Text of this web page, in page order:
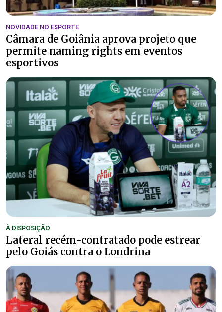
NOVIDADE NO ESPORTE
Câmara de Goiânia aprova projeto que
permite naming rights em eventos
esportivos
À DISPOSIÇÃO
Lateral recém-contratado pode estrear
pelo Goiás contra o Londrina